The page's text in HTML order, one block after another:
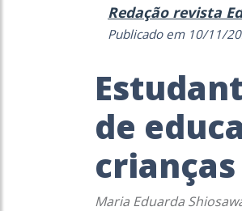
Redação revista
Publicado em 10/11/
de
crianças
Maria Eduarda